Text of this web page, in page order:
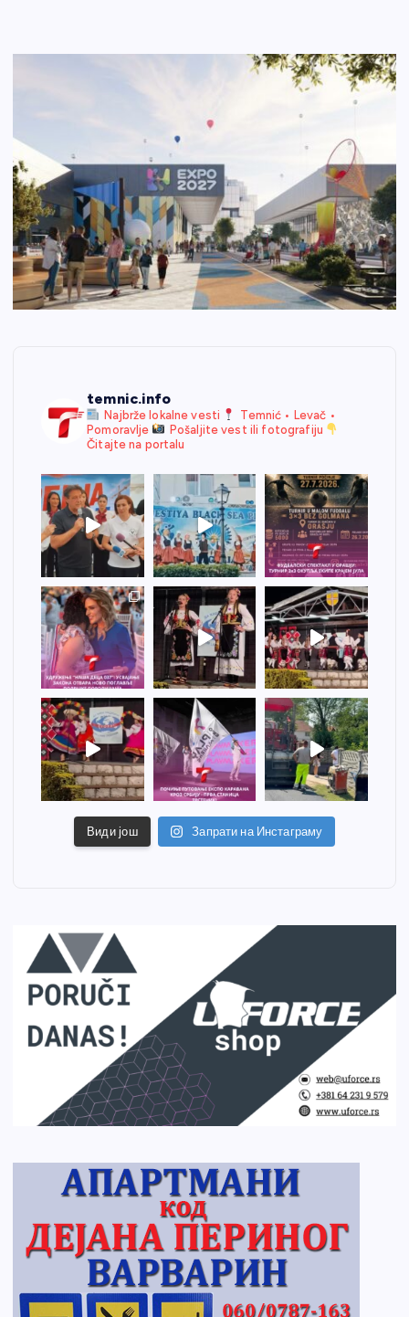
temnic.info
Najbrže lokalne vesti
Temnić • Levač •
Pomoravlje
Pošaljite vest ili fotografiju
Čitajte na portalu
Види још Запрати на Инстаграму